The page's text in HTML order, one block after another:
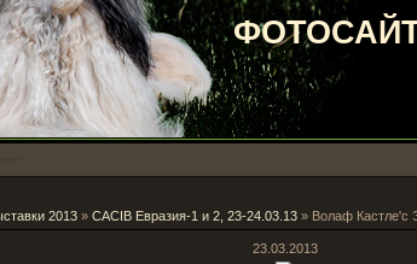
ФОТОСАЙТ
2013» CACIB Евразия-1 и 2, 23-24.03.13» Волаф Кастле'с
23.03.2013